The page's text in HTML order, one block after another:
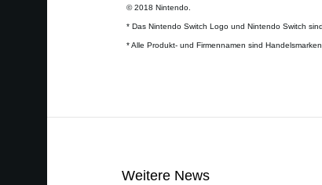
© 2018 Nintendo.
* Das Nintendo Switch Logo und Nintendo Switch
* Alle Produkt- und Firmennamen sind
Weitere News